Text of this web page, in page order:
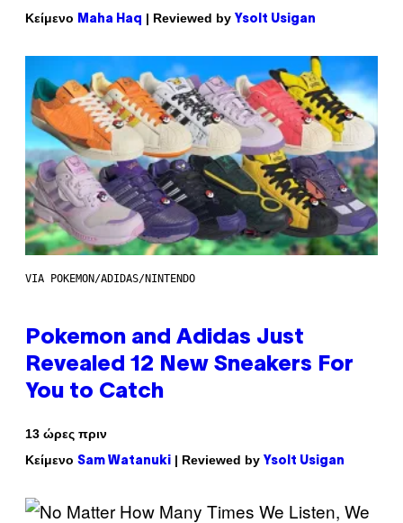
Κείμενο
Maha Haq | Reviewed by Ysolt Usigan
VIA POKEMON/ADIDAS/NINTENDO
Pokemon and Adidas Just
Revealed 12 New Sneakers For
You to Catch
13 ώρες πριν
Κείμενο Sam Watanuki | Reviewed by Ysolt Usigan